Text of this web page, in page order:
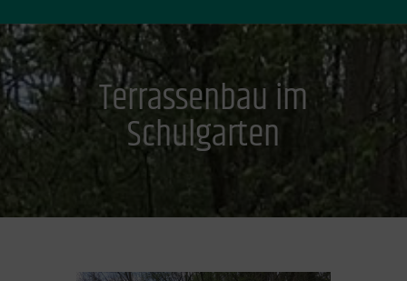
Terrassenbau im
Schulgarten